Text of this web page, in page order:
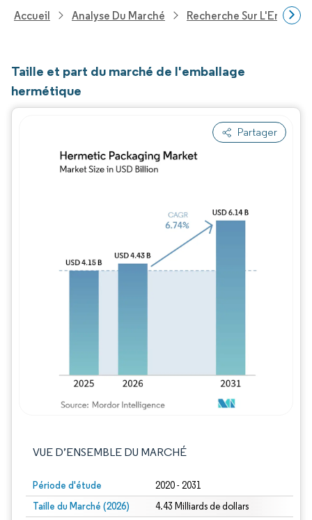
Accueil Analyse Du Marché Recherche Sur
Taille et part du marché de l'emballage
hermétique
Partager
VUE D’ENSEMBLE DU MARCHÉ
Période d'étude 2020 - 2031
Taille du Marché (2026) 4.43 Milliards de dollars